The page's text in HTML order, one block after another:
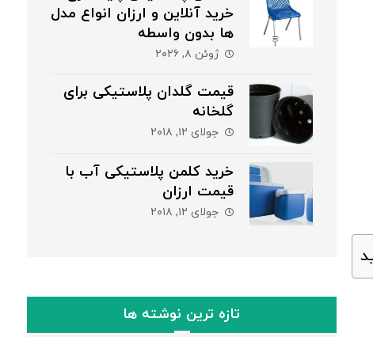
خرید آنلاین و ارزان انواع مدل
ها بدون واسطه
ژوئن ۸, ۲۰۲۶
قیمت گلدان پلاستیکی برای
گلخانه
جولای ۱۲, ۲۰۱۸
خرید کلمن پلاستیکی آب با
قیمت ارزان
جولای ۱۲, ۲۰۱۸
تازه ترین نوشته ها